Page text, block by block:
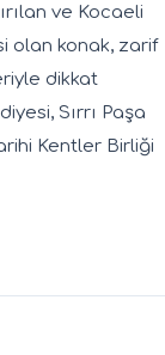
ve Kocaeli
olan konak, zarif
dikkat
Sırrı Paşa
Kentler Birliği